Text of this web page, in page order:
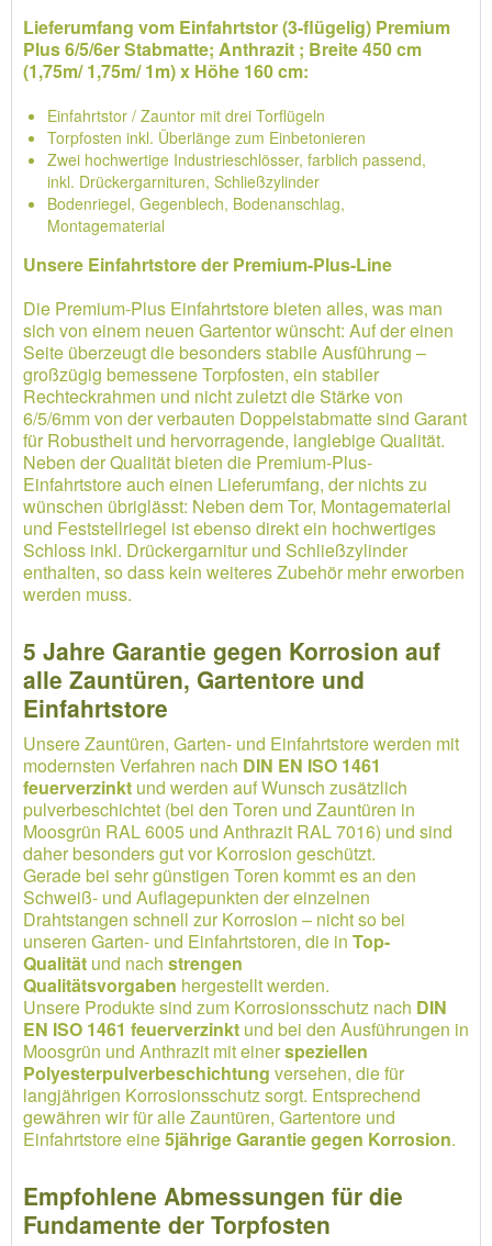
Lieferumfang vom Einfahrtstor (3-flügelig) Premium
Plus 6/5/6er Stabmatte; Anthrazit ; Breite 450 cm
(1,75m/ 1,75m/ 1m) x Höhe 160 cm:
Einfahrtstor / Zauntor mit drei Torflügeln
Torpfosten inkl. Überlänge zum Einbetonieren
Zwei hochwertige Industrieschlösser, farblich passend,
inkl. Drückergarnituren, Schließzylinder
Bodenriegel, Gegenblech, Bodenanschlag,
Montagematerial
Unsere Einfahrtstore der Premium-Plus-Line
Die Premium-Plus Einfahrtstore bieten alles, was man
sich von einem neuen Gartentor wünscht: Auf der einen
Seite überzeugt die besonders stabile Ausführung –
großzügig bemessene Torpfosten, ein stabiler
Rechteckrahmen und nicht zuletzt die Stärke von
6/5/6mm von der verbauten Doppelstabmatte sind Garant
für Robustheit und hervorragende, langlebige Qualität.
Neben der Qualität bieten die Premium-Plus-
Einfahrtstore auch einen Lieferumfang, der nichts zu
wünschen übriglässt: Neben dem Tor, Montagematerial
und Feststellriegel ist ebenso direkt ein hochwertiges
Schloss inkl. Drückergarnitur und Schließzylinder
enthalten, so dass kein weiteres Zubehör mehr erworben
werden muss.
5 Jahre Garantie gegen Korrosion auf
alle Zauntüren, Gartentore und
Einfahrtstore
Unsere Zauntüren, Garten- und Einfahrtstore werden mit
modernsten Verfahren nach DIN EN ISO 1461
feuerverzinkt und werden auf Wunsch zusätzlich
pulverbeschichtet (bei den Toren und Zauntüren in
Moosgrün RAL 6005 und Anthrazit RAL 7016) und sind
daher besonders gut vor Korrosion geschützt.
Gerade bei sehr günstigen Toren kommt es an den
Schweiß- und Auflagepunkten der einzelnen
Drahtstangen schnell zur Korrosion – nicht so bei
unseren Garten- und Einfahrtstoren, die in Top-
Qualität und nach strengen
Qualitätsvorgaben hergestellt werden.
Unsere Produkte sind zum Korrosionsschutz nach DIN
EN ISO 1461 feuerverzinkt und bei den Ausführungen in
Moosgrün und Anthrazit mit einerspeziellen
Polyesterpulverbeschichtung versehen, die für
langjährigen Korrosionsschutz sorgt. Entsprechend
gewähren wir für alle Zauntüren, Gartentore und
Einfahrtstore eine5jährige Garantie gegen Korrosion.
Empfohlene Abmessungen für die
Fundamente der Torpfosten